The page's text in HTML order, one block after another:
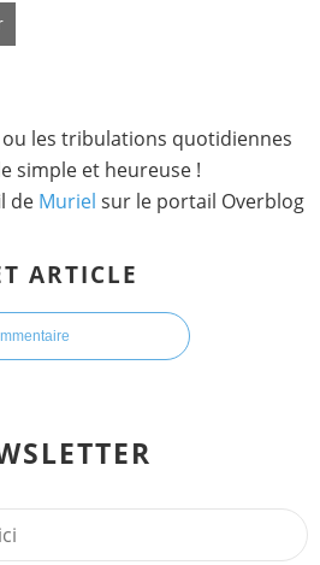
les tribulations quotidiennes
simple et heureuse !
de Muriel sur le portail Overblog
ARTICLE